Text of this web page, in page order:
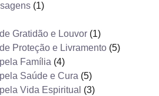
(1)
Gratidão e Louvor (1)
Proteção e Livramento (5)
Família (4)
Saúde e Cura (5)
Vida Espiritual (3)